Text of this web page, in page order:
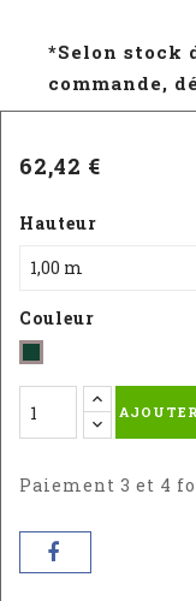
*Selon stock
commande,
62,42 €
Hauteur
Couleur
Vert
-
RAL
6005
Paiement 3 et 4